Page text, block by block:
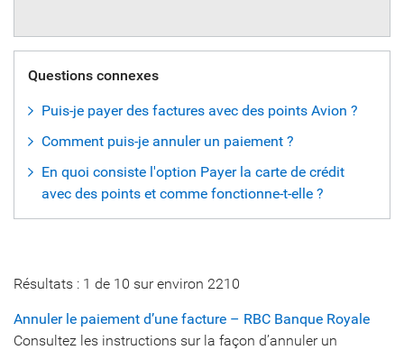
Questions connexes
Puis-je payer des factures avec des points Avion ?
Comment puis-je annuler un paiement ?
En quoi consiste l'option Payer la carte de crédit
avec des points et comme fonctionne-t-elle ?
Résultats : 1 de 10 sur environ 2210
Annuler le paiement d’une facture – RBC Banque Royale
Consultez les instructions sur la façon d’annuler un